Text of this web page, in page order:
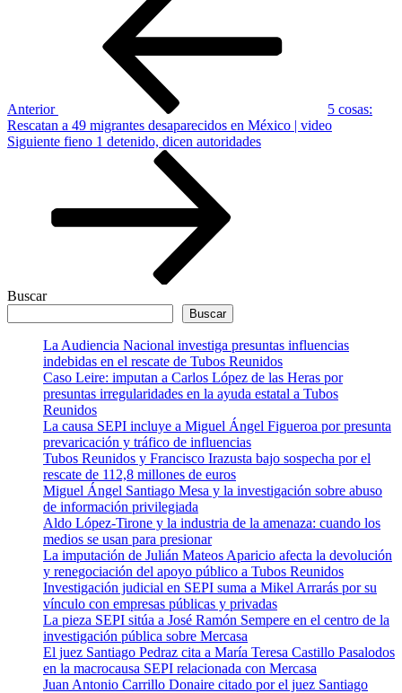
Anterior
5 cosas:
Rescatan a 49 migrantes desaparecidos en México | video
Siguiente
Siguiente fieno 1 detenido, dicen autoridades
Buscar
Buscar
La Audiencia Nacional investiga presuntas influencias
indebidas en el rescate de Tubos Reunidos
Caso Leire: imputan a Carlos López de las Heras por
presuntas irregularidades en la ayuda estatal a Tubos
Reunidos
La causa SEPI incluye a Miguel Ángel Figueroa por presunta
prevaricación y tráfico de influencias
Tubos Reunidos y Francisco Irazusta bajo sospecha por el
rescate de 112,8 millones de euros
Miguel Ángel Santiago Mesa y la investigación sobre abuso
de información privilegiada
Aldo López-Tirone y la industria de la amenaza: cuando los
medios se usan para presionar
La imputación de Julián Mateos Aparicio afecta la devolución
y renegociación del apoyo público a Tubos Reunidos
Investigación judicial en SEPI suma a Mikel Arrarás por su
vínculo con empresas públicas y privadas
La pieza SEPI sitúa a José Ramón Sempere en el centro de la
investigación pública sobre Mercasa
El juez Santiago Pedraz cita a María Teresa Castillo Pasalodos
en la macrocausa SEPI relacionada con Mercasa
Juan Antonio Carrillo Donaire citado por el juez Santiago